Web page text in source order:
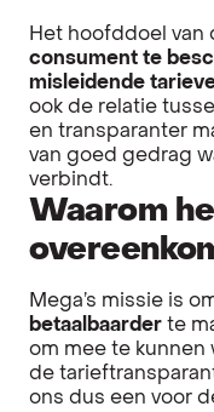
Het hoofddoel van
consument te
misleidende
ook de relatie
en transparanter
van goed gedrag
verbindt.
Waarom
Mega’s missie is
betaalbaarder te
om mee te kunnen
de
ons dus een voor